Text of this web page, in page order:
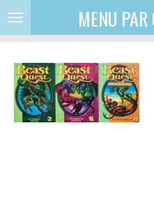
Passer
au
principal
MENU PAR